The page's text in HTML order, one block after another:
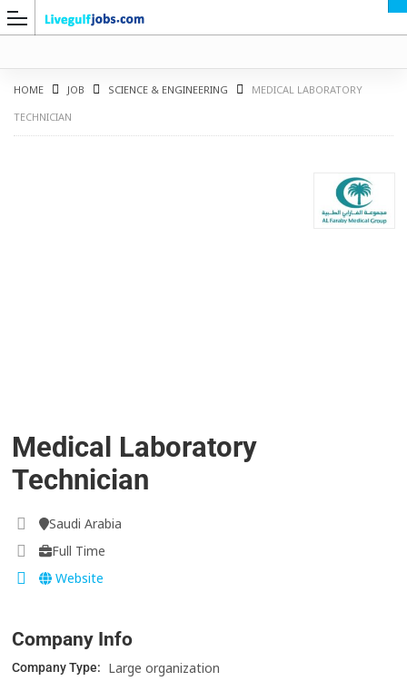
HOME JOB SCIENCE & ENGINEERING
MEDICAL LABORATORY
TECHNICIAN
Medical Laboratory
Technician
Saudi Arabia
Full Time
Website
Company Info
Company Type: Large organization